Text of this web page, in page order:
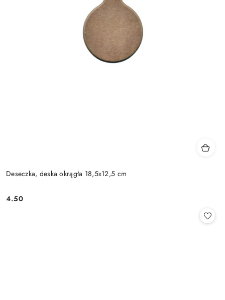
Deseczka, deska okrągła 18,5x12,5 cm
Cena:
4.50